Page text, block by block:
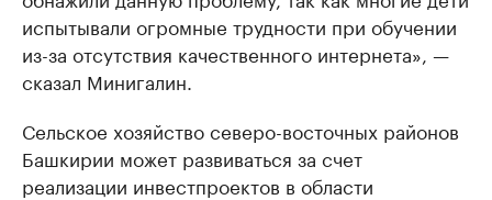
испытывали огромные трудности при обучении
из-за отсутствия качественного интернета», —
сказал Минигалин.
Сельское хозяйство северо-восточных районов
Башкирии может развиваться за счет
реализации инвестпроектов в области